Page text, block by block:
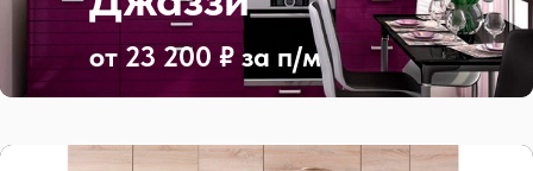
от 23 200 ₽ за п/м